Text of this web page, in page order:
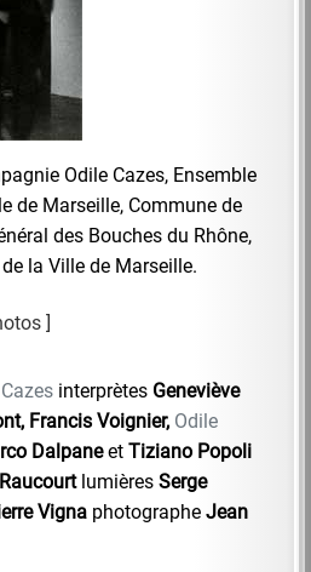
Odile Cazes, Ensemble
de Marseille, Commune de
des Bouches du Rhône,
la Ville de Marseille.
interprètes Geneviève
Francis Voignier, Odile
Dalpaneet Tiziano Popoli
lumières Serge
Vigna photographe Jean